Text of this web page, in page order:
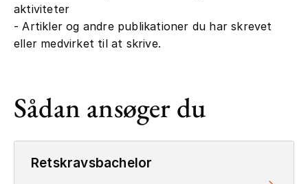
aktiviteter
- Artikler og andre publikationer du har skrevet
eller medvirket til at skrive.
Sådan ansøger du
Retskravsbachelor